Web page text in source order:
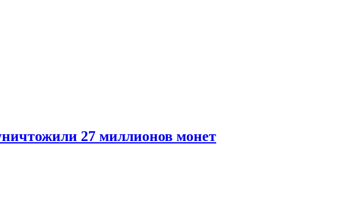
27 миллионов монет